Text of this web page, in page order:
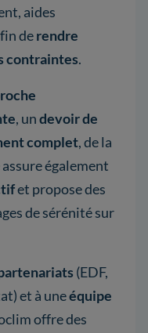
aides
derendre
contraintes.
, undevoir de
complet, de la
également
et propose des
de sérénité sur
(EDF,
et à uneéquipe
offre des